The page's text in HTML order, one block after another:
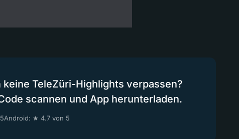
keine TeleZüri-Highlights verpassen?
scannen und App herunterladen.
Android: ★ 4.7 von 5